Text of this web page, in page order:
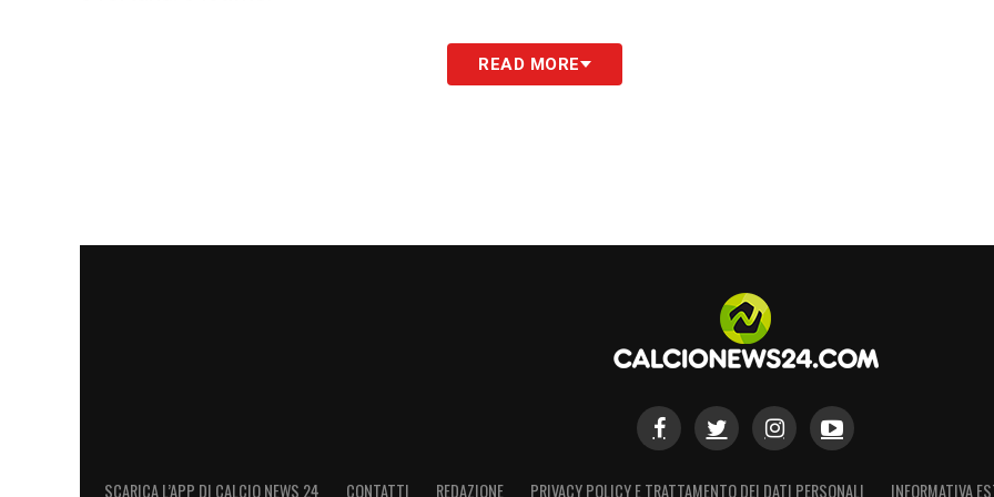
Il Lecce, da sempre attento a valorizzare i giovani, sta permettendo a Camarda di
sviluppare il suo potenziale in un contesto competitivo ma equilibrato. Per la Nazionale,
il suo nome è destinato a diventare sempre più centrale nel panorama calcistico
READ MORE
SCARICA L’APP DI CALCIO NEWS 24 CONTATTI REDAZIONE PRIVACY POLICY E TRATTAMENTO DEI DATI PERSONALI INFORMATIVA